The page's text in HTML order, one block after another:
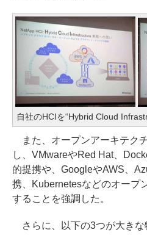
自社のHCIを“Hybrid Cloud
また、オープンアーキテク
し、VMwareやRed Hat、
的提携や、GoogleやAWS、
携、Kubernetesなどのオープ
することを強調した。
さらに、以下の3つが大きな